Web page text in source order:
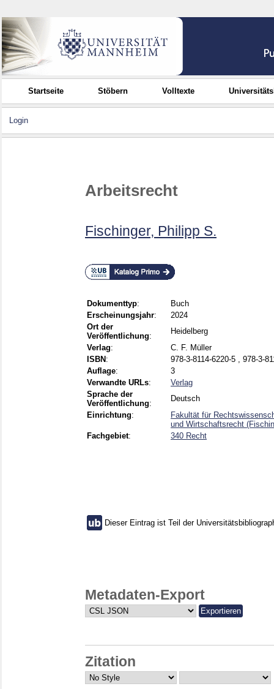
Startseite Stöbern Volltexte
Login
Arbeitsrecht
Fischinger, Philipp S.
Dokumenttyp:
Buch
Erscheinungsjahr:
2024
Ort der
Veröffentlichung:
Heidelberg
Verlag:
C. F. Müller
ISBN :
978-3-8114-6220-5 , 978-3-
Auflage:
3
Verwandte URLs:
Verlag
Sprache der
Veröffentlichung:
Deutsch
Einrichtung:
Fakultät für
und Wirtschaftsrecht
Fachgebiet: 340 Recht
Dieser Eintrag ist Teil der
Metadaten-Export
Zitation